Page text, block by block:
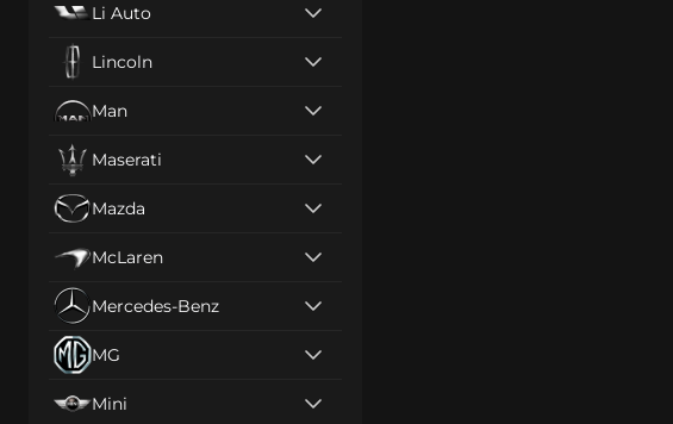
Li Auto
Lincoln
Man
Maserati
Mazda
McLaren
Mercedes-Benz
MG
Mini